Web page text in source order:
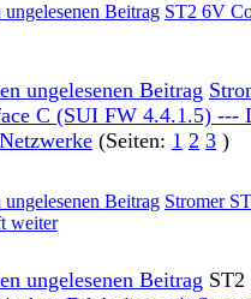
ST2 6V
C (SUI FW 4.4.1.5) ---
(Seiten: 1 2 3 )
Stromer
weiter
ST2